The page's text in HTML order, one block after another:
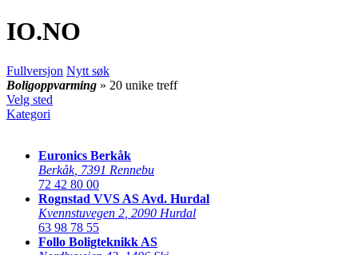
IO.NO
Fullversjon Nytt søk
Boligoppvarming » 20 unike treff
Velg sted
Kategori
Euronics Berkåk
Berkåk, 7391 Rennebu
72 42 80 00
Rognstad VVS AS Avd. Hurdal
Kvennstuvegen 2 2090 Hurdal
63 98 78 55
Follo Boligteknikk AS